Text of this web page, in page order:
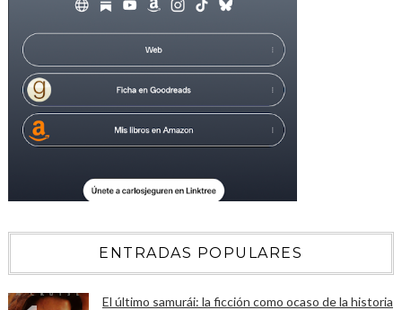
ENTRADAS POPULARES
El último samurái: la ficción como ocaso de la historia